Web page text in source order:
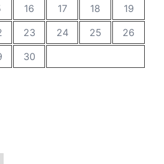
16 17 18
19
23 24 25
26
30